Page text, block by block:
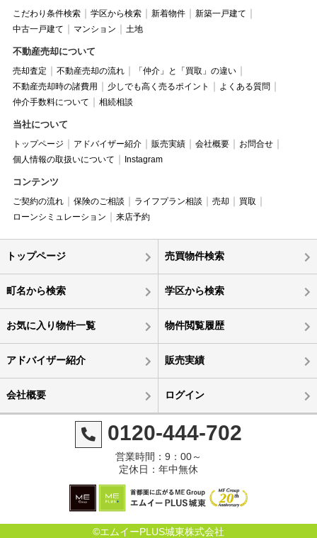
こだわり条件検索 学区から検索 新着物件
新築一戸建て
中古一戸建て
マンション 土地
不動産売却について
売却査定 不動産売却の流れ
「仲介」と「買取」の違い
不動産売却時の諸費用
少しでも高く売るポイント
よくある質問
仲介手数料について
相続相談
当社について
トップページ アドバイザー紹介 販売実績 会社概要
お問合せ
個人情報の取扱いについて
Instagram
コンテンツ
ご契約の流れ 保険のご相談 ライフプラン相談 売却
買取
ローンシミュレーション
来店予約
トップページ 売買物件検索
町名から検索 学区から検索
お気に入り物件一覧 物件閲覧履歴
アドバイザー紹介 販売実績
会社概要 ログイン
0120-444-702
営業時間：9：00～
定休日：年中無休
©エムイーPLUS城東株式会社